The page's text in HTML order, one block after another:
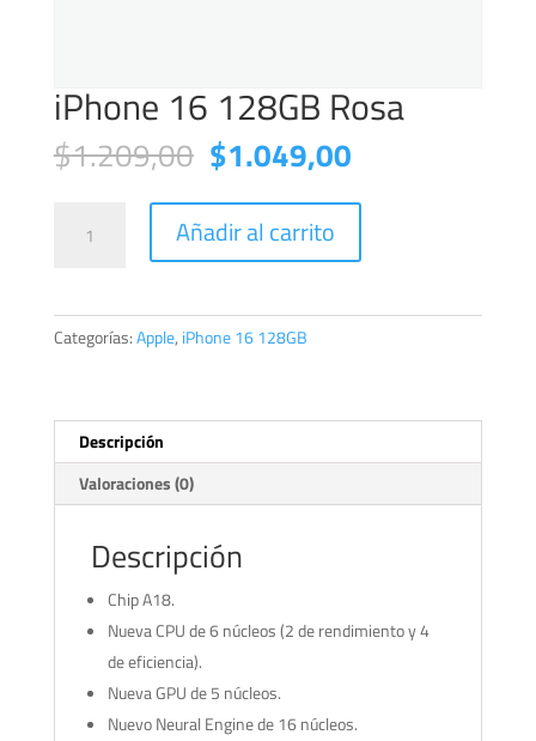
iPhone 16 128GB Rosa
$1.209,00 El
precio
original
era:
$1.209,00.
$1.049,00El
actual
$1.049,00.
cantidad
Añadir al carrito
Categorías:Apple, iPhone 16 128GB
Descripción
Valoraciones (0)
Descripción
Chip A18.
Nueva CPU de 6 núcleos (2 de rendi­miento y 4
de eficiencia).
Nueva GPU de 5 núcleos.
Nuevo Neural Engine de 16 núcleos.